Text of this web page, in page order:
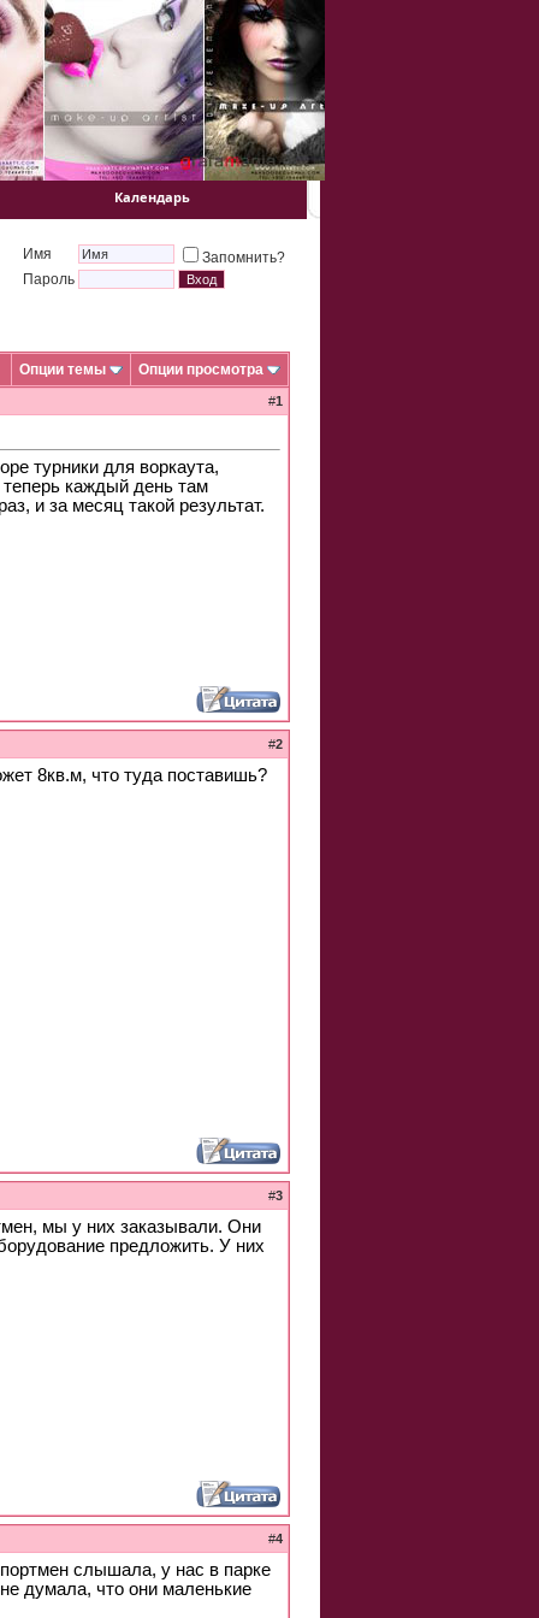
Календарь
Имя
Запомнить?
Пароль
Опции темы Опции просмотра
#1
турники для воркаута,
каждый день там
и за месяц такой результат.
#2
8кв.м, что туда поставишь?
#3
мы у них заказывали. Они
предложить. У них
#4
слышала, у нас в парке
думала, что они маленькие